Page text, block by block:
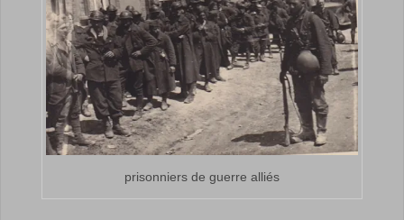
prisonniers de guerre alliés